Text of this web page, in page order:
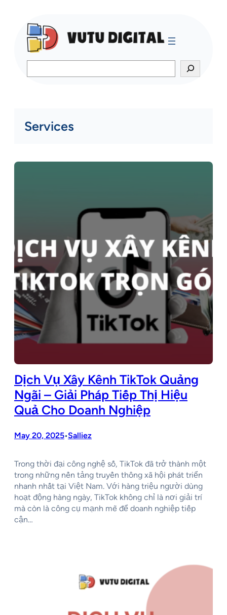
Services
Dịch Vụ Xây Kênh TikTok Quảng
Ngãi – Giải Pháp Tiếp Thị Hiệu
Quả Cho Doanh Nghiệp
May 20, 2025•Salliez
Trong thời đại công nghệ số, TikTok đã trở thành một
trong những nền tảng truyền thông xã hội phát triển
nhanh nhất tại Việt Nam. Với hàng triệu người dùng
hoạt động hàng ngày, TikTok không chỉ là nơi giải trí
mà còn là công cụ mạnh mẽ để doanh nghiệp tiếp
cận…